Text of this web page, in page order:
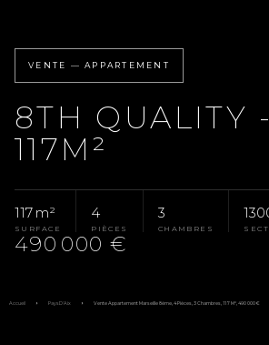
VENTE — APPARTEMENT
8TH QUALITY
117M²
117 m²
SURFACE
4
PIÈCES
3
CHAMBRES
490 000 €
Accueil Pays D'Aix Vente Appartement Marseille 8ème, 4 Pièces, 3 Chambres, 117 M², 490 000 €